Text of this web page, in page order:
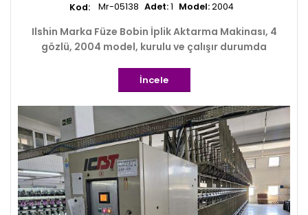
Adet:1 Model:2004
Mr-05138
Ilshin Marka Füze Bobin İplik Aktarma Makinası, 4
gözlü, 2004 model, kurulu ve çalışır durumda
İncele